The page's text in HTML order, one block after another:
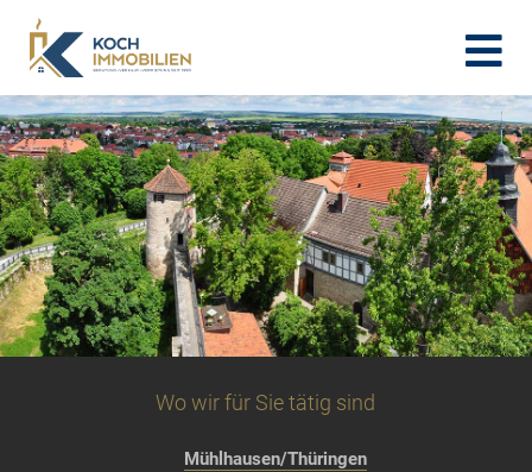
Wo wir für Sie tätig sind
Mühlhausen/Thüringen